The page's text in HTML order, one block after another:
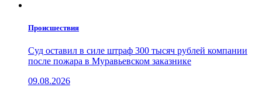
Проиcшествия
Суд оставил в силе штраф 300 тысяч рублей компании
после пожара в Муравьевском заказнике
09.08.2026